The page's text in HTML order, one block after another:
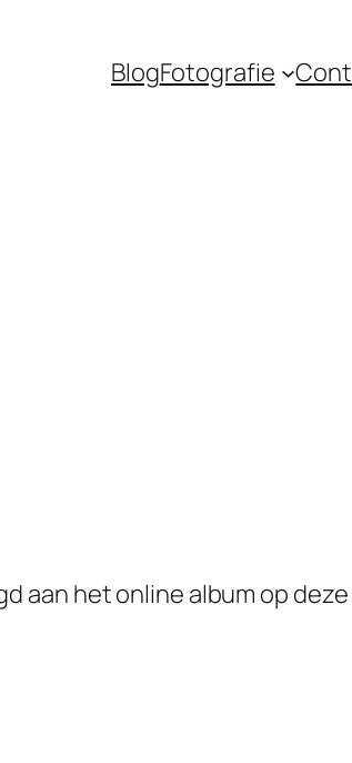
BlogFotografie
aan het online album op